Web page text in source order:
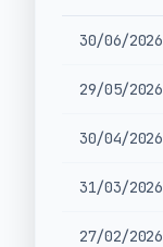
30/06/2026
29/05/2026
30/04/2026
31/03/2026
27/02/2026